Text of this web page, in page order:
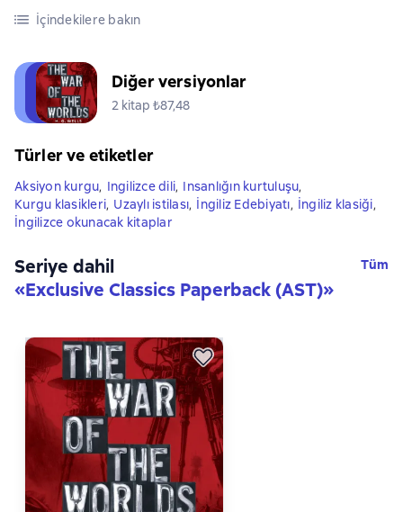
İçindekilere bakın
Diğer versiyonlar
2 kitap ₺87,48
Türler ve etiketler
Aksiyon kurgu, Ingilizce dili, Insanlığın kurtuluşu,
Kurgu klasikleri, Uzaylı istilası, İngiliz Edebiyatı, İngiliz klasiği,
İngilizce okunacak kitaplar
Seriye dahil
«Exclusive Classics Paperback (AST)»
Tüm